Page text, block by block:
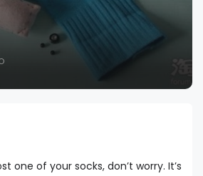
one of your socks, don’t worry. It’s